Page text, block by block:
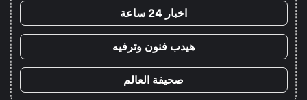
اخبار 24 ساعة
هيدب فنون وترفيه
صحيفة العالم